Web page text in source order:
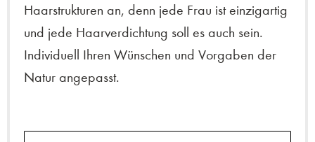
Haarstrukturen an, denn jede Frau ist einzigartig
und jede Haarverdichtung soll es auch sein.
Individuell Ihren Wünschen und Vorgaben der
Natur angepasst.